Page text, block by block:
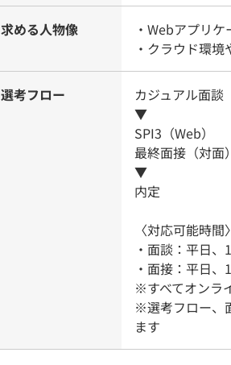
求める人物像
・Webアプリ
・クラウド環
選考フロー
カジュアル面談
▼
SPI3（Web）
最終面接（対面）
▼
内定
〈対応可能時間〉
・面談：平日
・面接：平日
※すべてオンラ
※選考フロー、
ます